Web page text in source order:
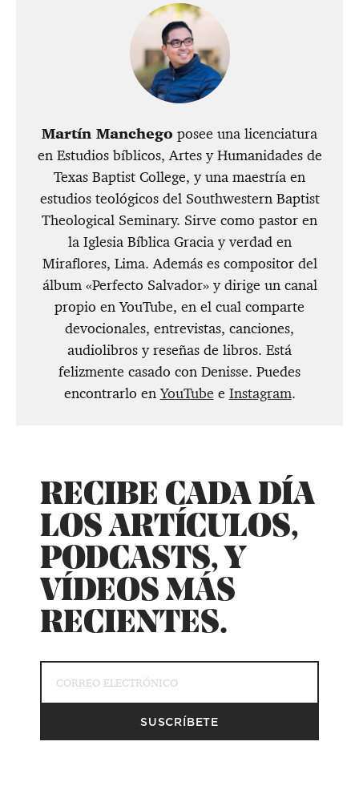
Martín Manchego posee una licenciatura
en Estudios bíblicos, Artes y Humanidades de
Texas Baptist College, y una maestría en
estudios teológicos del Southwestern Baptist
Theological Seminary. Sirve como pastor en
la Iglesia Bíblica Gracia y verdad en
Miraflores, Lima. Además es compositor del
álbum «Perfecto Salvador» y dirige un canal
propio en YouTube, en el cual comparte
devocionales, entrevistas, canciones,
audiolibros y reseñas de libros. Está
felizmente casado con Denisse. Puedes
encontrarlo enYouTube e Instagram.
RECIBE CADA DÍA
LOS ARTÍCULOS,
PODCASTS, Y
VÍDEOS MÁS
RECIENTES.